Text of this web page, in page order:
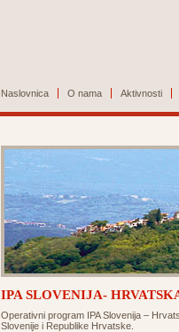
Naslovnica O nama Aktivnosti
IPA SLOVENIJA-
Operativni program IPA Slovenija –
Slovenije i Republike Hrvatske.